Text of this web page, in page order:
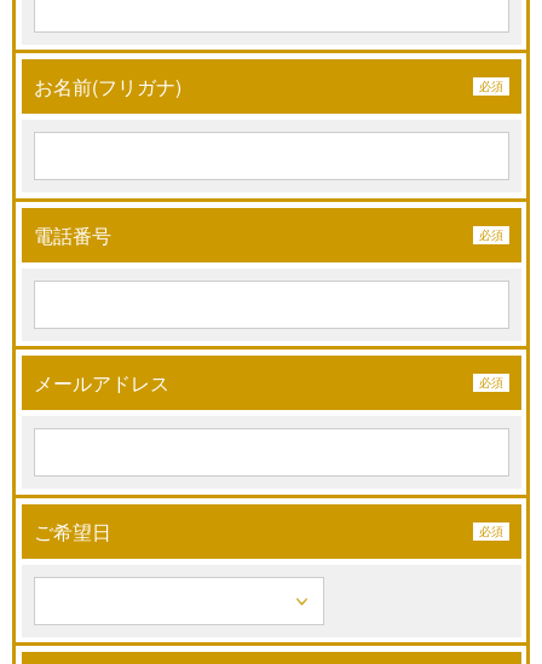
お名前(フリガナ)
電話番号
メールアドレス
ご希望日